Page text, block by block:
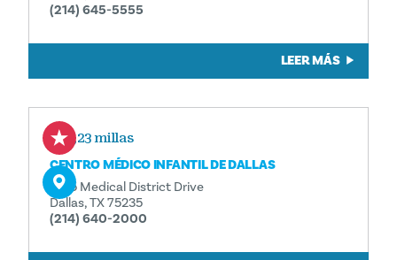
(214) 645-5555
LEER MÁS
0,23 millas
CENTRO MÉDICO INFANTIL DE DALLAS
1935 Medical District Drive
Dallas, TX 75235
(214) 640-2000